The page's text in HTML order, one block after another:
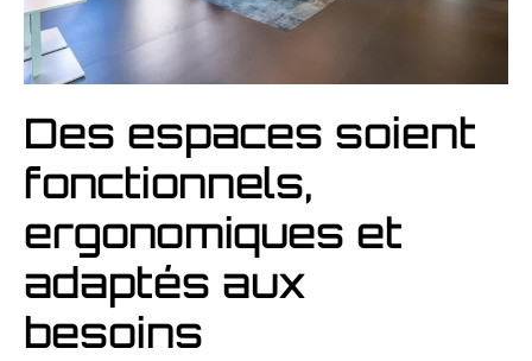
Des espaces soient
fonctionnels,
ergonomiques et
adaptés aux
besoins